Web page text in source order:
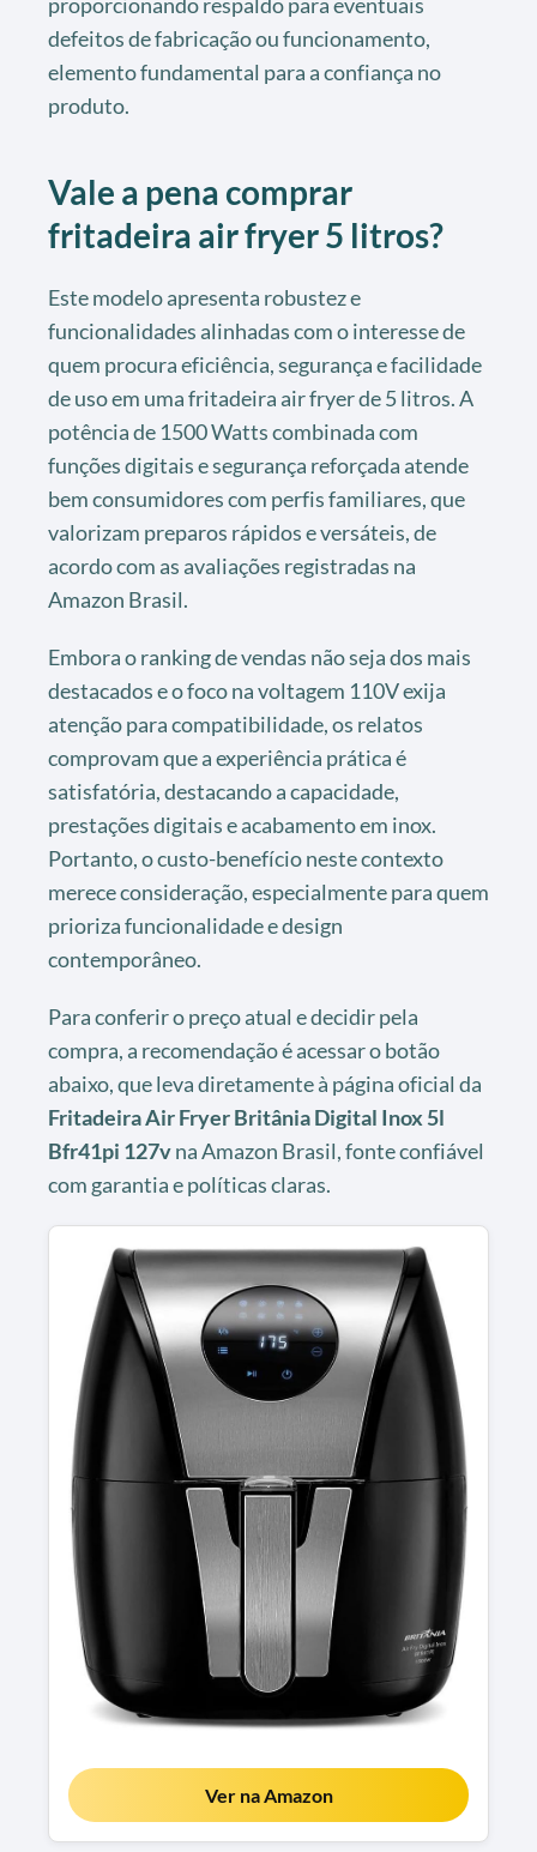
defeitos de fabricação ou funcionamento,
elemento fundamental para a confiança no
produto.
Vale a pena comprar
fritadeira air fryer 5 litros?
Este modelo apresenta robustez e
funcionalidades alinhadas com o interesse de
quem procura eficiência, segurança e facilidade
de uso em uma fritadeira air fryer de 5 litros. A
potência de 1500 Watts combinada com
funções digitais e segurança reforçada atende
bem consumidores com perfis familiares, que
valorizam preparos rápidos e versáteis, de
acordo com as avaliações registradas na
Amazon Brasil.
Embora o ranking de vendas não seja dos mais
destacados e o foco na voltagem 110V exija
atenção para compatibilidade, os relatos
comprovam que a experiência prática é
satisfatória, destacando a capacidade,
prestações digitais e acabamento em inox.
Portanto, o custo-benefício neste contexto
merece consideração, especialmente para quem
prioriza funcionalidade e design
contemporâneo.
Para conferir o preço atual e decidir pela
compra, a recomendação é acessar o botão
abaixo, que leva diretamente à página oficial da
Fritadeira Air Fryer Britânia Digital Inox 5l
Bfr41pi 127vna Amazon Brasil, fonte confiável
com garantia e políticas claras.
Ver na Amazon